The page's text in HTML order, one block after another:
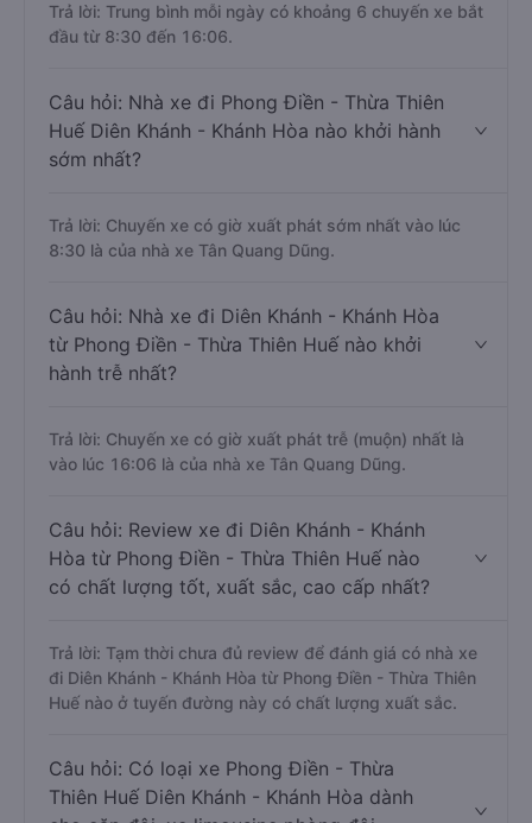
Trả lời: Trung bình mỗi ngày có khoảng 6 chuyến xe bắt
đầu từ 8:30 đến 16:06.
Câu hỏi: Nhà xe đi Phong Điền - Thừa Thiên
Huế Diên Khánh - Khánh Hòa nào khởi hành
sớm nhất?
Trả lời: Chuyến xe có giờ xuất phát sớm nhất vào lúc
8:30 là của nhà xe Tân Quang Dũng.
Câu hỏi: Nhà xe đi Diên Khánh - Khánh Hòa
từ Phong Điền - Thừa Thiên Huế nào khởi
hành trễ nhất?
Trả lời: Chuyến xe có giờ xuất phát trễ (muộn) nhất là
vào lúc 16:06 là của nhà xe Tân Quang Dũng.
Câu hỏi: Review xe đi Diên Khánh - Khánh
Hòa từ Phong Điền - Thừa Thiên Huế nào
có chất lượng tốt, xuất sắc, cao cấp nhất?
Trả lời: Tạm thời chưa đủ review để đánh giá có nhà xe
đi Diên Khánh - Khánh Hòa từ Phong Điền - Thừa Thiên
Huế nào ở tuyến đường này có chất lượng xuất sắc.
Câu hỏi: Có loại xe Phong Điền - Thừa
Thiên Huế Diên Khánh - Khánh Hòa dành